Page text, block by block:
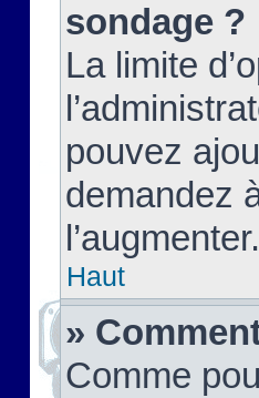
sondage ?
La limite
pouvez
demandez
l’augmenter.
Haut
»
Comme